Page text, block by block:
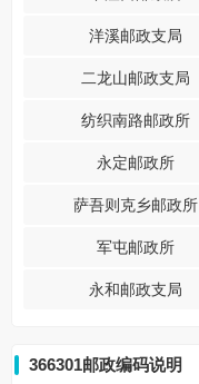
洋溪邮政支局
二龙山邮政支局
纺织南路邮政所
永定邮政所
萨吾则克乡邮政所
军屯邮政所
永和邮政支局
366301邮政编码说明